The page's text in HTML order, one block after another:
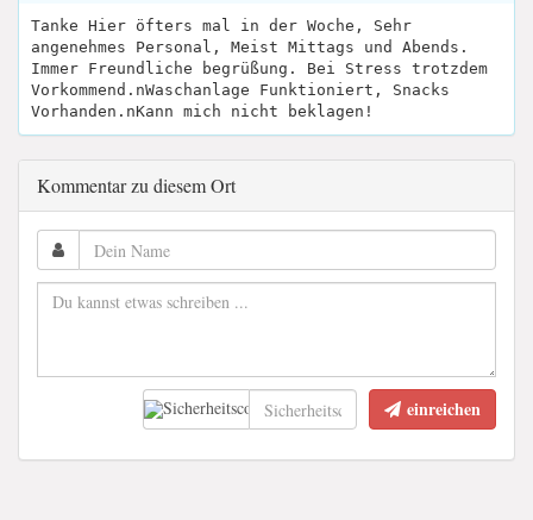
Tanke Hier öfters mal in der Woche, Sehr
angenehmes Personal, Meist Mittags und Abends.
Immer Freundliche begrüßung. Bei Stress trotzdem
Vorkommend.nWaschanlage Funktioniert, Snacks
Vorhanden.nKann mich nicht beklagen!
Kommentar zu diesem Ort
einreichen